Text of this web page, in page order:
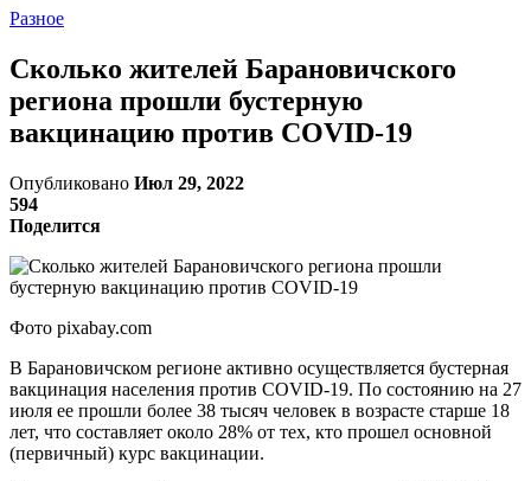
Разное
Сколько жителей Барановичского
региона прошли бустерную
вакцинацию против COVID-19
Опубликовано Июл 29, 2022
594
Поделится
Фото pixabay.com
В Барановичском регионе активно осуществляется бустерная
вакцинация населения против COVID-19. По состоянию на 27
июля ее прошли более 38 тысяч человек в возрасте старше 18
лет, что составляет около 28% от тех, кто прошел основной
(первичный) курс вакцинации.